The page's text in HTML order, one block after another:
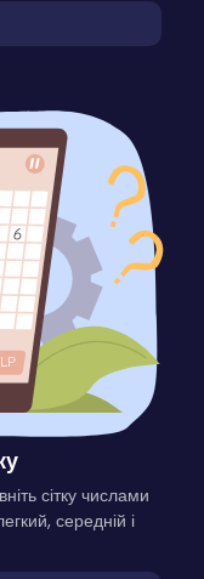
сітку числами
середній і